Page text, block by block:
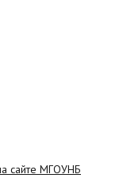
сайте МГОУНБ